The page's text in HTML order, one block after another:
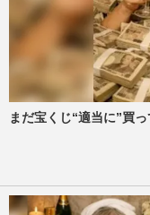
まだ宝くじ“適当に”買